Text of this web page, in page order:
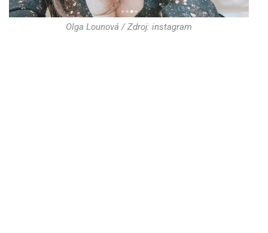
Olga Lounová / Zdroj: instagram